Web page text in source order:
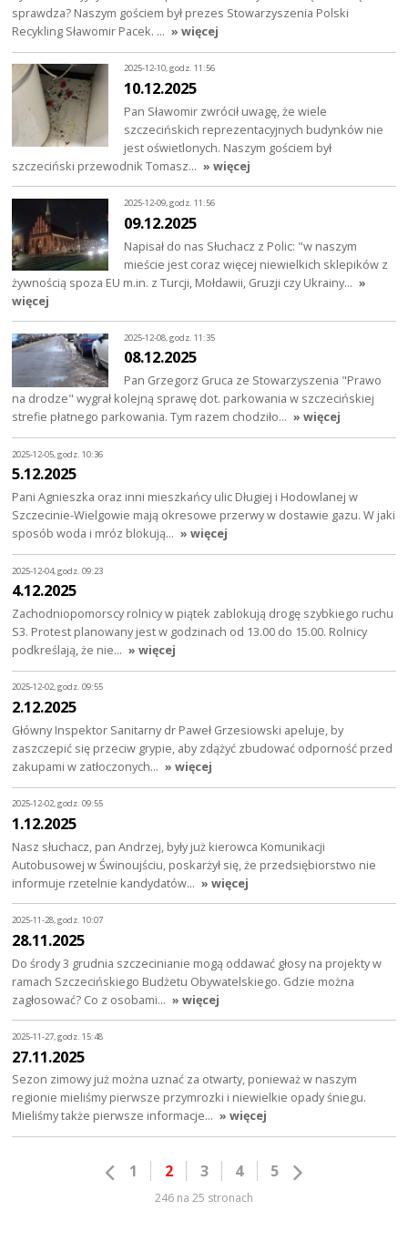
sprawdza? Naszym gościem był prezes Stowarzyszenia Polski
Recykling Sławomir Pacek. … » więcej
2025-12-10, godz. 11:56
10.12.2025
Pan Sławomir zwrócił uwagę, że wiele
szczecińskich reprezentacyjnych budynków nie
jest oświetlonych. Naszym gościem był
szczeciński przewodnik Tomasz… » więcej
2025-12-09, godz. 11:56
09.12.2025
Napisał do nas Słuchacz z Polic: "w naszym
mieście jest coraz więcej niewielkich sklepików z
żywnością spoza EU m.in. z Turcji, Mołdawii, Gruzji czy Ukrainy… »
więcej
2025-12-08, godz. 11:35
08.12.2025
Pan Grzegorz Gruca ze Stowarzyszenia "Prawo
na drodze" wygrał kolejną sprawę dot. parkowania w szczecińskiej
strefie płatnego parkowania. Tym razem chodziło… » więcej
2025-12-05, godz. 10:36
5.12.2025
Pani Agnieszka oraz inni mieszkańcy ulic Długiej i Hodowlanej w
Szczecinie-Wielgowie mają okresowe przerwy w dostawie gazu. W jaki
sposób woda i mróz blokują… » więcej
2025-12-04, godz. 09:23
4.12.2025
Zachodniopomorscy rolnicy w piątek zablokują drogę szybkiego ruchu
S3. Protest planowany jest w godzinach od 13.00 do 15.00. Rolnicy
podkreślają, że nie… » więcej
2025-12-02, godz. 09:55
2.12.2025
Główny Inspektor Sanitarny dr Paweł Grzesiowski apeluje, by
zaszczepić się przeciw grypie, aby zdążyć zbudować odporność przed
zakupami w zatłoczonych… » więcej
2025-12-02, godz. 09:55
1.12.2025
Nasz słuchacz, pan Andrzej, były już kierowca Komunikacji
Autobusowej w Świnoujściu, poskarżył się, że przedsiębiorstwo nie
informuje rzetelnie kandydatów… » więcej
2025-11-28, godz. 10:07
28.11.2025
Do środy 3 grudnia szczecinianie mogą oddawać głosy na projekty w
ramach Szczecińskiego Budżetu Obywatelskiego. Gdzie można
zagłosować? Co z osobami… » więcej
2025-11-27, godz. 15:48
27.11.2025
Sezon zimowy już można uznać za otwarty, ponieważ w naszym
regionie mieliśmy pierwsze przymrozki i niewielkie opady śniegu.
Mieliśmy także pierwsze informacje… » więcej
1 2 3 4 5
246 na 25 stronach